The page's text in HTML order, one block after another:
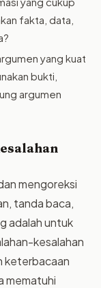
fakta, data,
yang kuat
bukti,
argumen
mengoreksi
tanda baca,
adalah untuk
kesalahan
keterbacaan
mematuhi